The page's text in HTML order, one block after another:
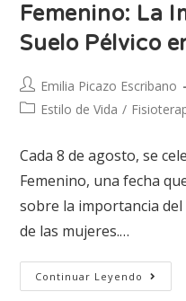
Femenino: La
Suelo Pélvico
Emilia Picazo Escribano
Estilo de Vida /
Cada 8 de agosto, se
Femenino, una fecha
sobre la importancia
de las mujeres.…
Continuar Leyendo